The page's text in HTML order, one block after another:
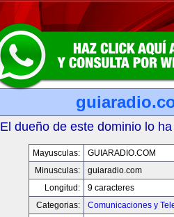
El dueño de este dominio lo
Mayusculas:
GUIARADIO.COM
Minusculas:
guiaradio.com
Longitud:
9 caracteres
Categorias:
Comunicaciones y